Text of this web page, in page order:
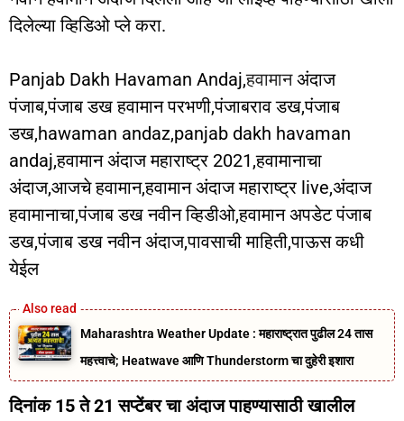
दिलेल्या व्हिडिओ प्ले करा.
Panjab Dakh Havaman Andaj,हवामानअंदाज
पंजाब,पंजाब डख हवामान परभणी,पंजाबराव डख,पंजाब
डख,hawaman andaz,panjab dakh havaman
andaj,हवामान अंदाज महाराष्ट्र 2021,हवामानाचा
अंदाज,आजचे हवामान,हवामान अंदाज महाराष्ट्र live,अंदाज
हवामानाचा,पंजाब डख नवीन व्हिडीओ,हवामान अपडेट पंजाब
डख,पंजाब डख नवीन अंदाज,पावसाची माहिती,पाऊस कधी
येईल
Maharashtra Weather Update : महाराष्ट्रात पुढील 24 तास
महत्त्वाचे; Heatwave आणि Thunderstorm चा दुहेरी इशारा
दिनांक 15 ते 21 सप्टेंबर चा अंदाज पाहण्यासाठी खालील